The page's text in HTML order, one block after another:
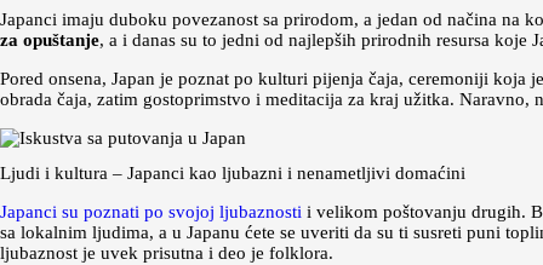
Japanci imaju duboku povezanost sa prirodom, a jedan od načina
za opuštanje, a i danas su to jedni od najlepših prirodnih resursa koje
Pored onsena, Japan je poznat po kulturi pijenja čaja, ceremoniji
obrada čaja, zatim gostoprimstvo i meditacija za kraj užitka. Naravno,
Ljudi i kultura – Japanci kao ljubazni i nenametljivi domaćini
Japanci su poznati po svojoj ljubaznosti i velikom poštovanju drugih.
sa lokalnim ljudima, a u Japanu ćete se uveriti da su ti susreti puni
ljubaznost je uvek prisutna i deo je folklora.